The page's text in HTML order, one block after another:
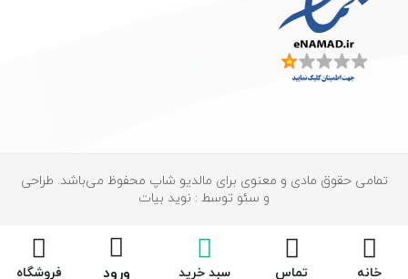
تمامی حقوق مادی و معنوی برای مالدیو شاپ محفوظ می‌باشد. طراحی
و سئو توسط : نوید بیات
خانه تماس سبد خرید ورود فروشگاه